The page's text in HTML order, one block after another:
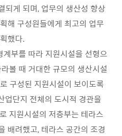
되게 되며, 업무의 생산성 향상
해 구성원들에게 최고의 업무
했다.
부를 따라 지원시설을 선형으
볼 때 거대한 규모의 생산시설
구성된 지원시설이 보이도록
업단지 전체의 도시적 경관을
지원시설의 저층부는 테라스
배려했고, 테라스 공간의 조경